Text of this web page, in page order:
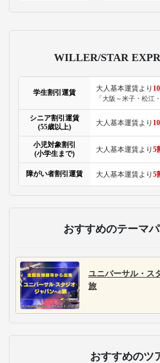
WILLER/STAR
学生割引運賃
大人基本運賃より
「大阪～米子・松江
シニア割引運賃
(55歳以上)
大人基本運賃より
小児対象割引
(小学生まで)
大人基本運賃より 5
障がい者割引運賃 大人基本運賃より 5
おすすめのテーマ
ユニバーサル・ス
旅
おすすめのツ